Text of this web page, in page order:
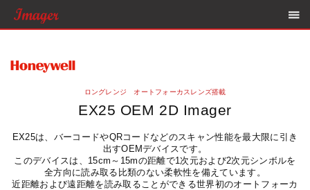
ロングレンジ オートフォーカスレンズ搭載
EX25 OEM 2D Imager
EX25は、バーコードやQRコードなどのスキャン性能を最大限に引き
出すOEMデバイスです。
このデバイスは、15cm～15mの距離で1次元および2次元シンボルを
全方向に読み取る比類のない柔軟性を備えています。
近距離および遠距離を読み取ることができる世界初のオートフォーカ